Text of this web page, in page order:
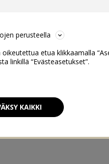
perusteella
etua klikkaamalla
linkillä “Evästeasetukset”.
KAIKKI